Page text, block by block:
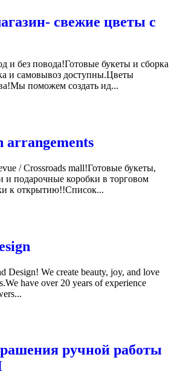
свежие цветы с
и без повода!Готовые букеты и сборка
и самовывоз доступны.Цветы
поможем создать ид...
arrangements
/ Crossroads mall!Готовые букеты,
и подарочные коробки в торговом
к открытию!!Список...
Design! We create beauty, joy, and love
have over 20 years of experience
ручной работы